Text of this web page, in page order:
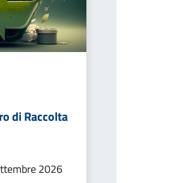
di Raccolta
2026